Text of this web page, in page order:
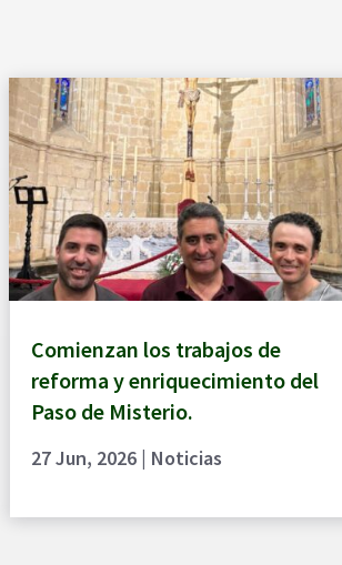
Comienzan los trabajos de
reforma y enriquecimiento del
Paso de Misterio.
27 Jun, 2026| Noticias